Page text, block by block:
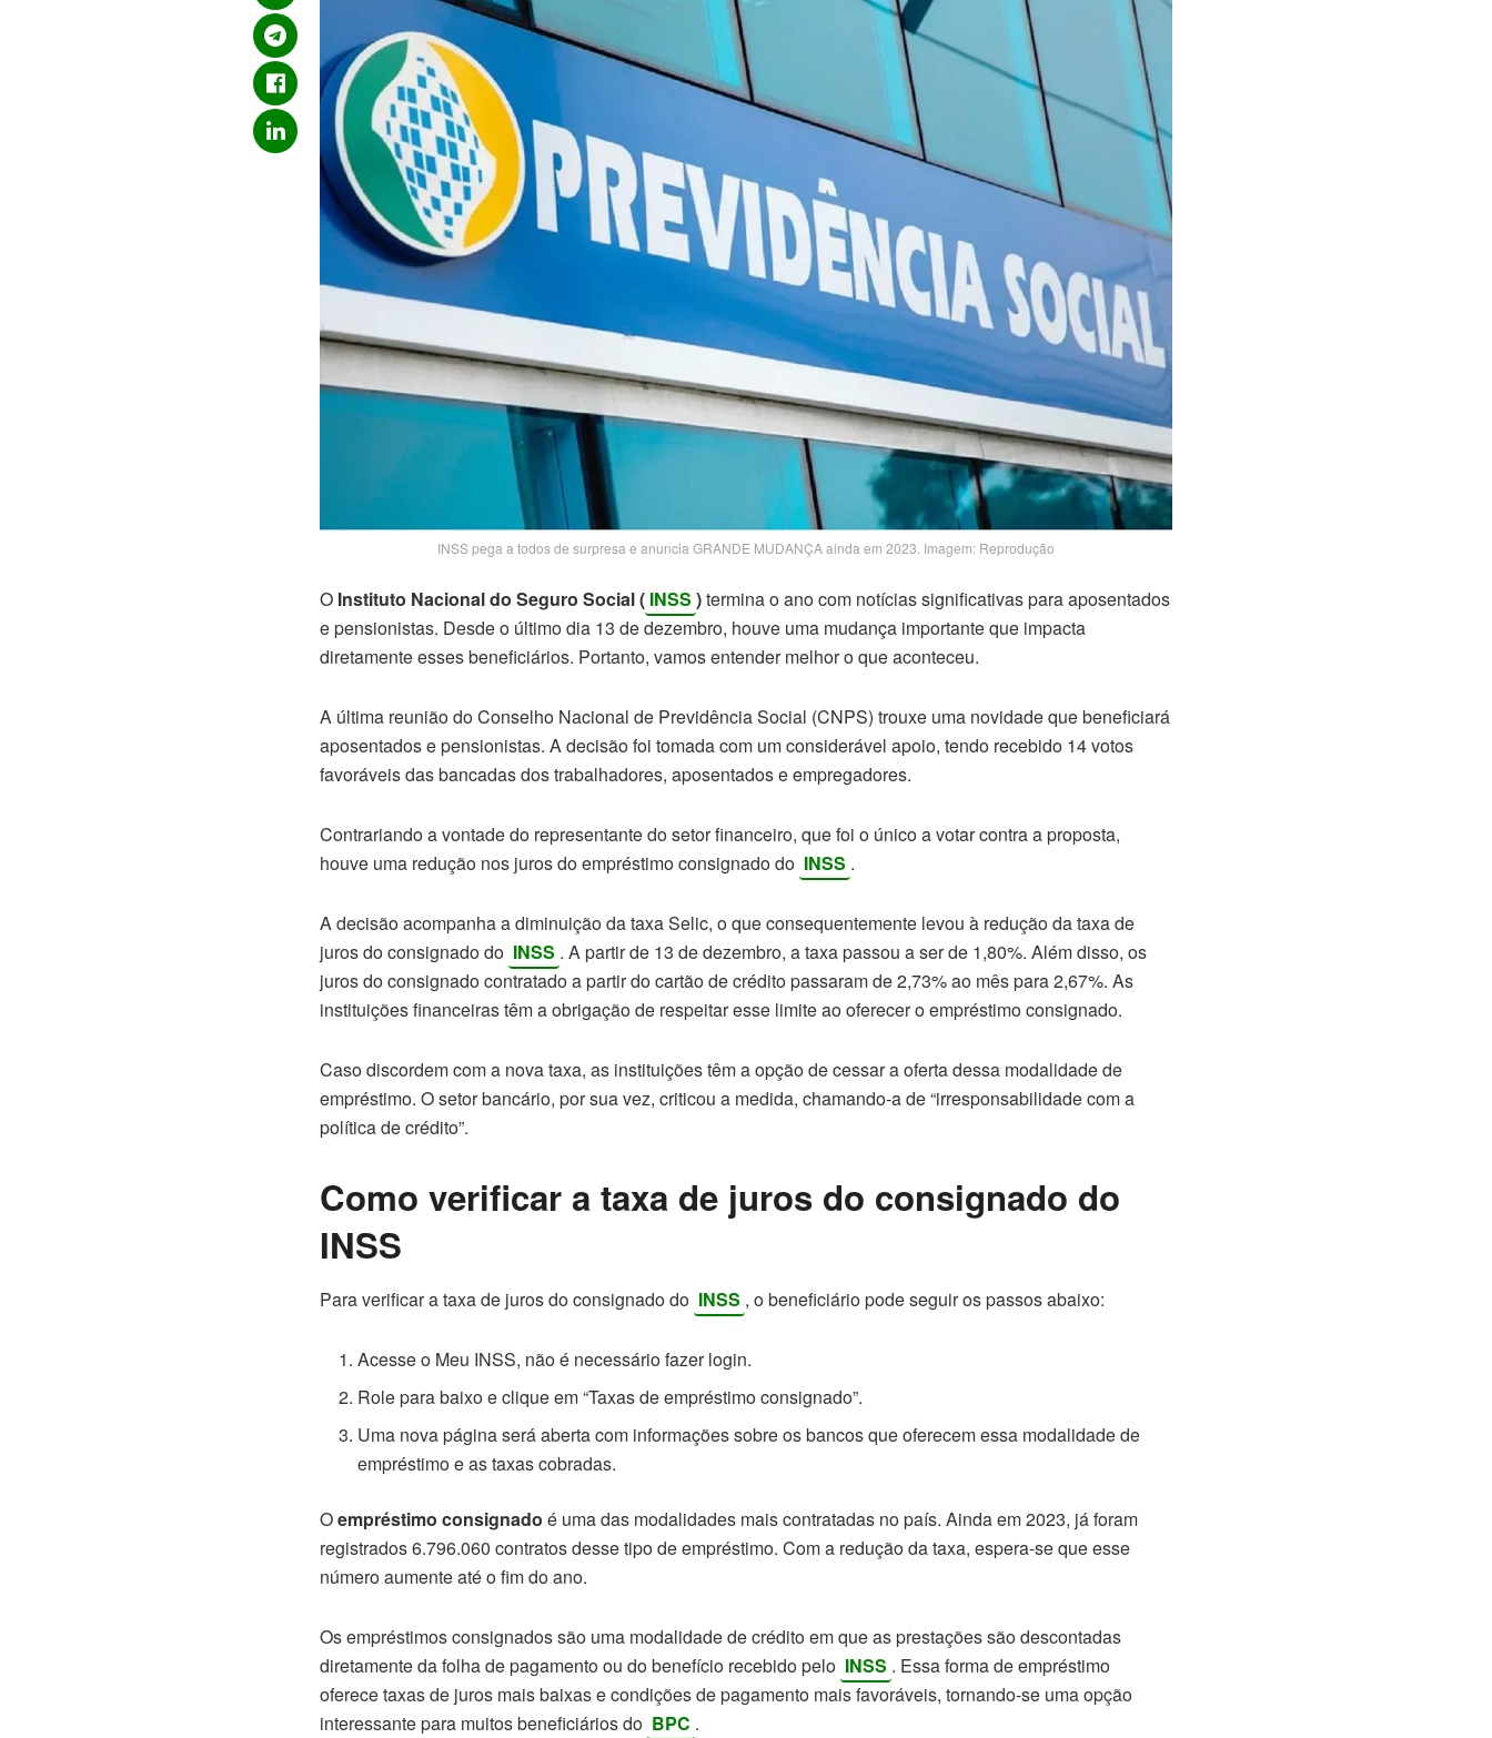
INSS pega a todos de surpresa e anuncia GRANDE MUDANÇA ainda em 2023. Imagem: Reprodução
O Instituto Nacional do Seguro Social ( INSS )termina o ano com notícias significativas para aposentados
e pensionistas. Desde o último dia 13 de dezembro, houve uma mudança importante que impacta
diretamente esses beneficiários. Portanto, vamos entender melhor o que aconteceu.
A última reunião do Conselho Nacional de Previdência Social (CNPS) trouxe uma novidade que beneficiará
aposentados e pensionistas. A decisão foi tomada com um considerável apoio, tendo recebido 14 votos
favoráveis das bancadas dos trabalhadores, aposentados e empregadores.
Contrariando a vontade do representante do setor financeiro, que foi o único a votar contra a proposta,
houve uma redução nos juros do empréstimo consignado do INSS .
A decisão acompanha a diminuição da taxa Selic, o que consequentemente levou à redução da taxa de
juros do consignado do INSS . A partir de 13 de dezembro, a taxa passou a ser de 1,80%. Além disso, os
juros do consignado contratado a partir do cartão de crédito passaram de 2,73% ao mês para 2,67%. As
instituições financeiras têm a obrigação de respeitar esse limite ao oferecer o empréstimo consignado.
Caso discordem com a nova taxa, as instituições têm a opção de cessar a oferta dessa modalidade de
empréstimo. O setor bancário, por sua vez, criticou a medida, chamando-a de “irresponsabilidade com a
política de crédito”.
Como verificar a taxa de juros do consignado do
INSS
Para verificar a taxa de juros do consignado do INSS , o beneficiário pode seguir os passos abaixo:
Acesse o Meu INSS, não é necessário fazer login.
Role para baixo e clique em “Taxas de empréstimo consignado”.
Uma nova página será aberta com informações sobre os bancos que oferecem essa modalidade de
empréstimo e as taxas cobradas.
Oempréstimo consignado é uma das modalidades mais contratadas no país. Ainda em 2023, já foram
registrados 6.796.060 contratos desse tipo de empréstimo. Com a redução da taxa, espera-se que esse
número aumente até o fim do ano.
Os empréstimos consignados são uma modalidade de crédito em que as prestações são descontadas
diretamente da folha de pagamento ou do benefício recebido pelo INSS . Essa forma de empréstimo
oferece taxas de juros mais baixas e condições de pagamento mais favoráveis, tornando-se uma opção
interessante para muitos beneficiários do BPC .